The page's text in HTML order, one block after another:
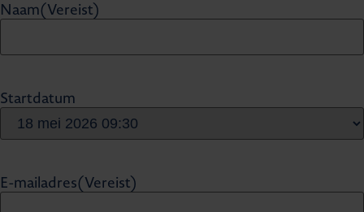
Naam(Vereist)
Startdatum
E-mailadres(Vereist)